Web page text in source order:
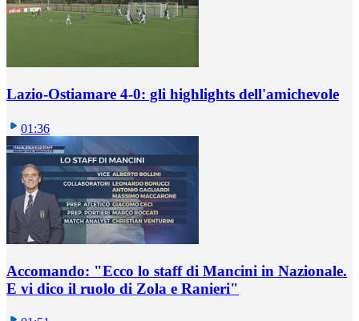
Lazio-Ostiamare 4-0: gli highlights dell'amichevole
01:36
Accomando: "Ecco lo staff di Mancini in Nazionale.
E vi dico il ruolo di Zola e Ranieri"